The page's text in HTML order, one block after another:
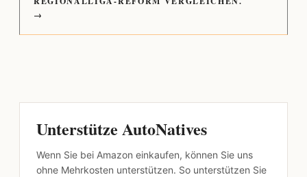
→
Unterstütze AutoNatives
Wenn Sie bei Amazon einkaufen, können Sie uns
ohne Mehrkosten unterstützen. So unterstützen Sie